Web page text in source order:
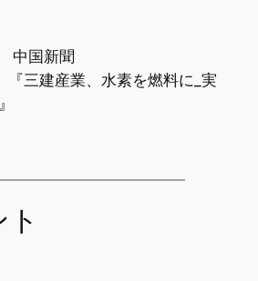
中国新聞
三建産業、水素を燃料に_実